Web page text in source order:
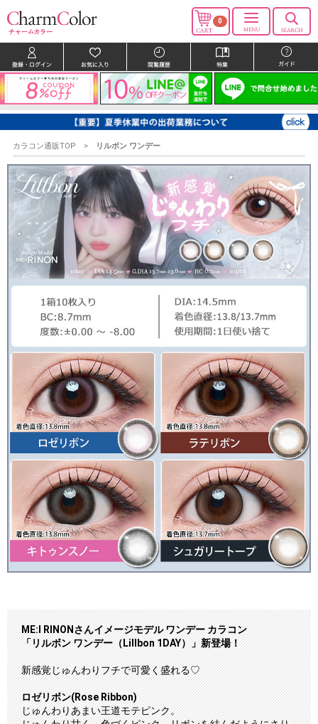
0
カラコン通販TOP リルボン ワンデー
ME:I RINONさんイメージモデル ワンデー カラコン
「リルボン ワンデー（Lillbon 1DAY）」新登場！
新感覚じゅんわりフチで可愛く盛れる♡
ロゼリボン(Rose Ribbon)
じゅんわりあまい王道モテピンク。